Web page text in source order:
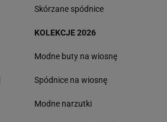
Skórzane spódnice
KOLEKCJE 2026
Modne buty na wiosnę
Spódnice na wiosnę
Modne narzutki